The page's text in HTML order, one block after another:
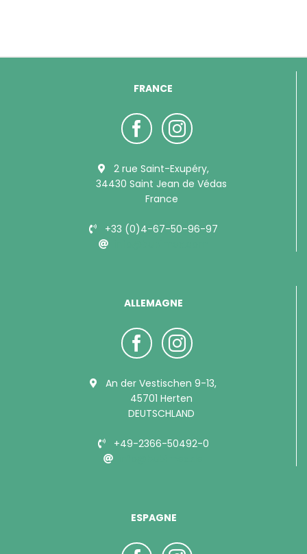
FRANCE
2 rue Saint-Exupéry,
34430 Saint Jean de Védas
France
+33 (0)4-67-50-96-97
ALLEMAGNE
An der Vestischen 9-13,
45701 Herten
DEUTSCHLAND
+49-2366-50492-0
ESPAGNE